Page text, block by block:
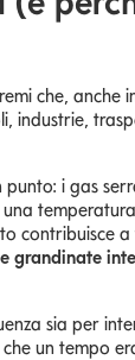
che, anche
industrie,
i gas
contribuisce
grandinate
sia per
un tempo